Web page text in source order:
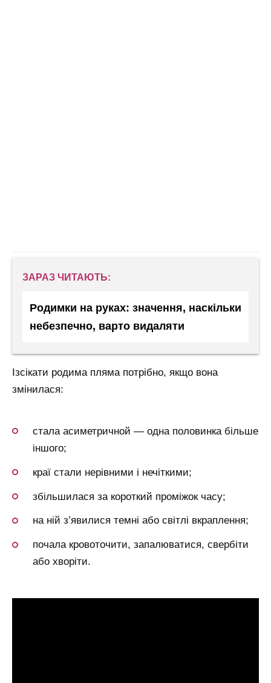
ЗАРАЗ ЧИТАЮТЬ:
Родимки на руках: значення, наскільки
небезпечно, варто видаляти
Ізсікати родима пляма потрібно, якщо вона
змінилася:
стала асиметричной — одна половинка більше
іншого;
краї стали нерівними і нечіткими;
збільшилася за короткий проміжок часу;
на ній з’явилися темні або світлі вкраплення;
почала кровоточити, запалюватися, свербіти
або хворіти.